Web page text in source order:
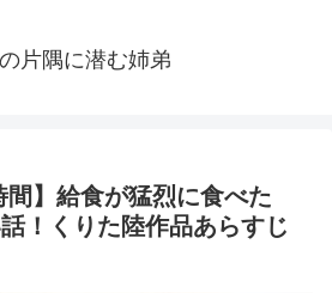
片隅に潜む姉弟
間】給食が猛烈に食べた
！くりた陸作品あらすじ